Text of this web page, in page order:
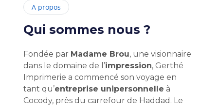
A propos
Qui sommes nous ?
Fondée par Madame Brou, une visionnaire
dans le domaine de l’impression, Gerthé
Imprimerie a commencé son voyage en
tant qu’entreprise unipersonnelle à
Cocody, près du carrefour de Haddad. Le